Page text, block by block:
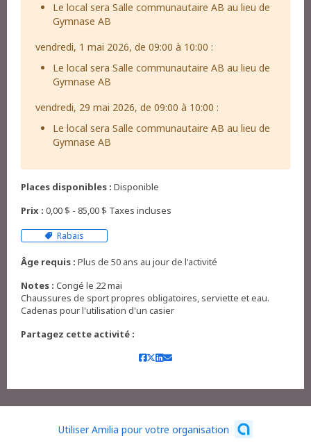
Le local sera Salle communautaire AB au lieu de
Gymnase AB
vendredi, 1 mai 2026, de 09:00 à 10:00 :
Le local sera Salle communautaire AB au lieu de
Gymnase AB
vendredi, 29 mai 2026, de 09:00 à 10:00 :
Le local sera Salle communautaire AB au lieu de
Gymnase AB
Places disponibles : Disponible
Prix : 0,00 $ - 85,00 $ Taxes incluses
Rabais
Âge requis : Plus de 50 ans au jour de l'activité
Notes : Congé le 22 mai
Chaussures de sport propres obligatoires, serviette et eau.
Cadenas pour l'utilisation d'un casier
Partagez cette activité :
Utiliser Amilia pour votre organisation